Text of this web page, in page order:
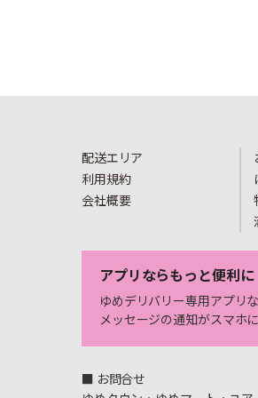
配送エリア
利用規約
会社概要
アプリならもっと便利に
ゆめデリバリー専用アプリな
メッセージの通知がスマホ
■ お問合せ